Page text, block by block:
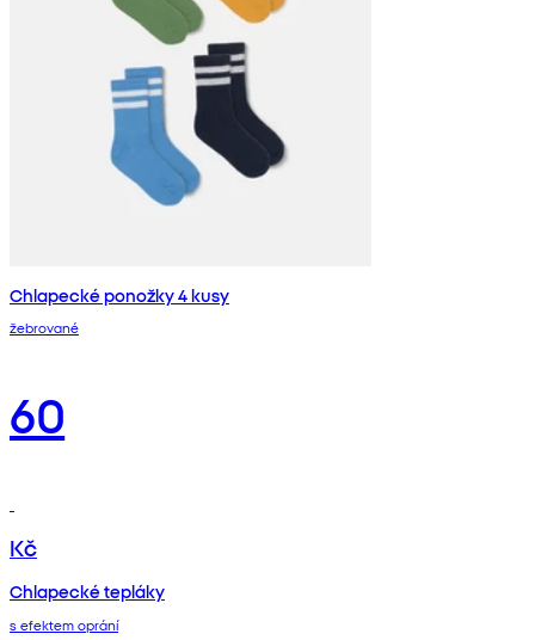
Chlapecké ponožky 4 kusy
žebrované
60
Kč
Chlapecké tepláky
s efektem oprání